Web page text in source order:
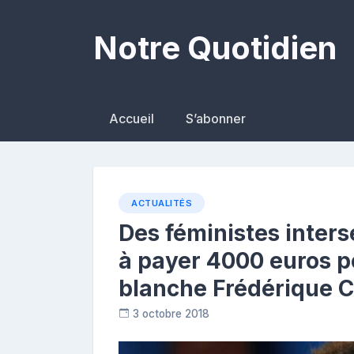
Notre Quotidien
Accueil S’abonner
ACTUALITÉS
Des féministes
à payer 4000 euros
blanche Frédérique
3 octobre 2018